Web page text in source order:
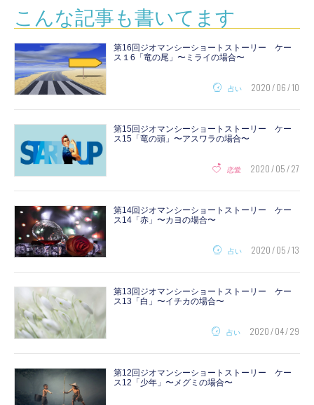
こんな記事も書いてます
第16回ジオマンシーショートストーリー ケー
ス１6「竜の尾」〜ミライの場合〜
占い 2020 / 06 / 10
第15回ジオマンシーショートストーリー ケー
ス15「竜の頭」〜アスワラの場合〜
恋愛 2020 / 05 / 27
第14回ジオマンシーショートストーリー ケー
ス14「赤」〜カヨの場合〜
占い 2020 / 05 / 13
第13回ジオマンシーショートストーリー ケー
ス13「白」〜イチカの場合〜
占い 2020 / 04 / 29
第12回ジオマンシーショートストーリー ケー
ス12「少年」〜メグミの場合〜